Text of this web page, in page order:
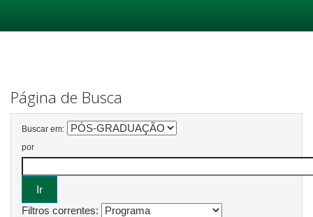
Página de Busca
Buscar em:
por
Filtros correntes: